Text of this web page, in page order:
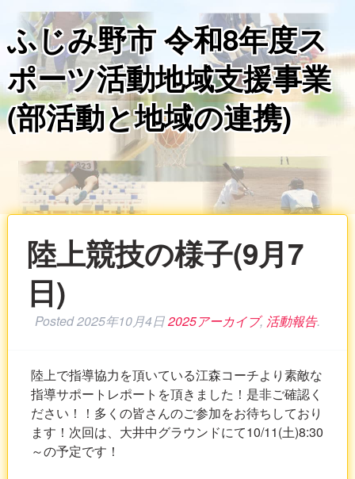
ふじみ野市 令和8年度ス
ポーツ活動地域支援事業
(部活動と地域の連携)
陸上競技の様子(9月7
日)
Posted2025年10月4日2025アーカイブ, 活動報告.
陸上で指導協力を頂いている江森コーチより素敵な
指導サポートレポートを頂きました！是非ご確認く
ださい！！多くの皆さんのご参加をお待ちしており
ます！次回は、大井中グラウンドにて10/11(土)8:30
～の予定です！